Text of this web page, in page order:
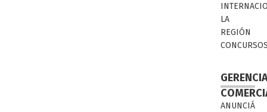
LA
REGIÓN
ANUNCIÁ